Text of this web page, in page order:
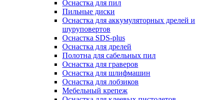
Оснастка для пил
Пильные диски
Оснастка для аккумуляторных дрелей и
шуруповертов
Оснастка SDS-plus
Оснастка для дрелей
Полотна для сабельных пил
Оснастка для граверов
Оснастка для шлифмашин
Оснастка для лобзиков
Мебельный крепеж